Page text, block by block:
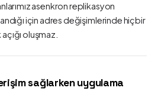
asenkron replikasyon
için adres değişimlerinde hiçbir
oluşmaz.
sağlarken uygulama